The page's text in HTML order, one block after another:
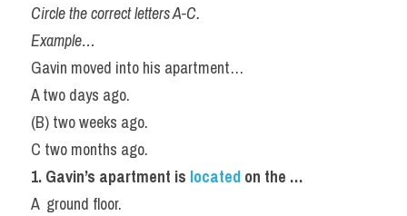
Circle the correct letters A-C.
Example…
Gavin moved into his apartment…
A two days ago.
(B) two weeks ago.
C two months ago.
1. Gavin’s apartment is located on the …
A  ground floor.